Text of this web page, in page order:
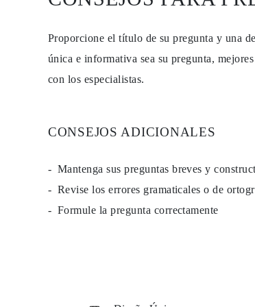
Proporcione el título de su pregunta y una
única e informativa sea su pregunta,
con los especialistas.
CONSEJOS ADICIONALES
Mantenga sus preguntas breves y
Revise los errores gramaticales o de
Formule la pregunta correctamente